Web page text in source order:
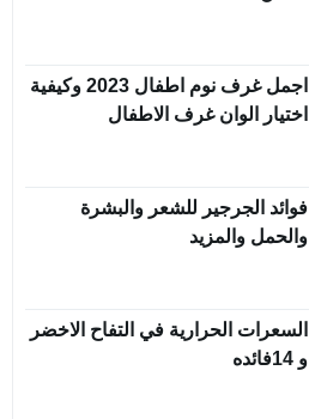
اجمل غرف نوم اطفال 2023 وكيفية
اختيار الوان غرف الاطفال
فوائد الجرجير للشعر والبشرة
والحمل والمزيد
السعرات الحرارية في التفاح الاخضر
و 14فائده